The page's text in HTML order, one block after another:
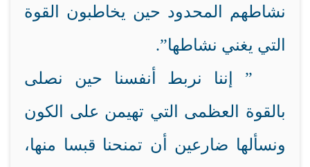
نشاطهم المحدود حين يخاطبون القوة
التي يغني نشاطها”.
” إننا نربط أنفسنا حين نصلى
بالقوة العظمى التي تهيمن على الكون
ونسألها ضارعين أن تمنحنا قبسا منها،